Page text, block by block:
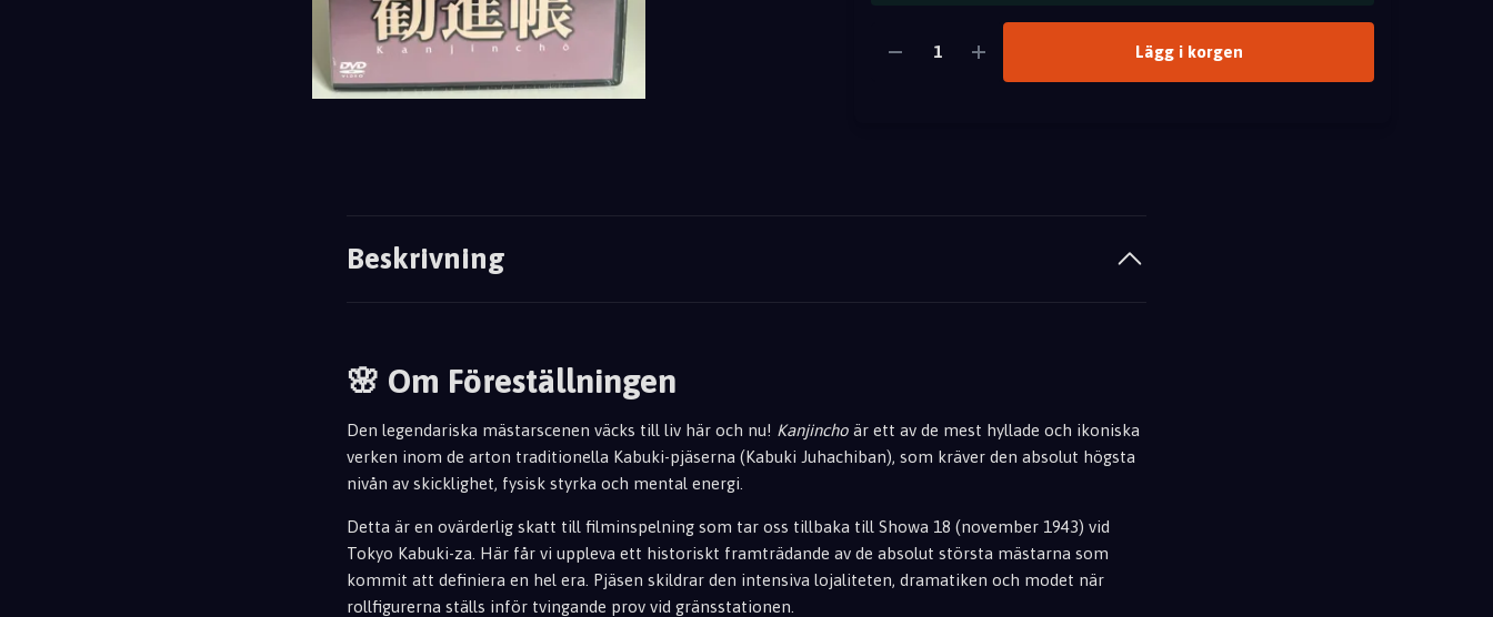
Lägg i korgen
Beskrivning
🌸 Om Föreställningen
Den legendariska mästarscenen väcks till liv här och nu! Kanjincho är ett av de mest hyllade och ikoniska
verken inom de arton traditionella Kabuki-pjäserna (Kabuki Juhachiban), som kräver den absolut högsta
nivån av skicklighet, fysisk styrka och mental energi.
Detta är en ovärderlig skatt till filminspelning som tar oss tillbaka till Showa 18 (november 1943) vid
Tokyo Kabuki-za. Här får vi uppleva ett historiskt framträdande av de absolut största mästarna som
kommit att definiera en hel era. Pjäsen skildrar den intensiva lojaliteten, dramatiken och modet när
rollfigurerna ställs inför tvingande prov vid gränsstationen.